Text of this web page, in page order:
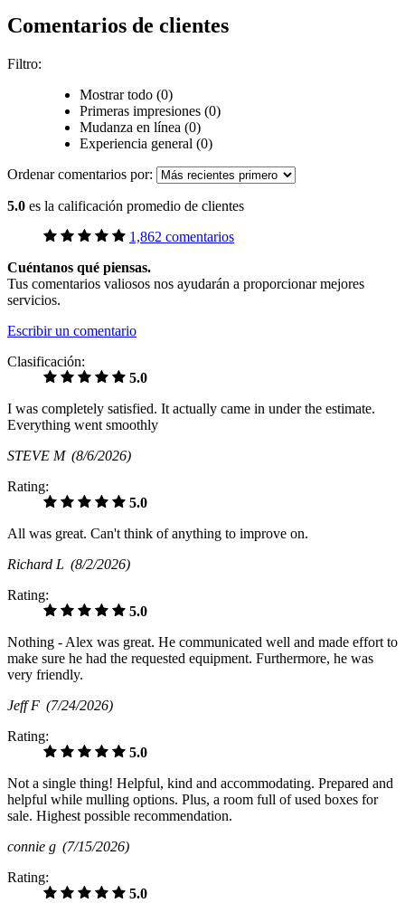
Comentarios de clientes
Filtro:
Mostrar todo (0)
Primeras impresiones (0)
Mudanza en línea (0)
Experiencia general (0)
Ordenar comentarios por:
5.0 es la calificación promedio de clientes
1,862 comentarios
Cuéntanos qué piensas.
Tus comentarios valiosos nos ayudarán a proporcionar mejores
servicios.
Escribir un comentario
Clasificación:
5.0
I was completely satisfied. It actually came in under the estimate.
Everything went smoothly
STEVE M (8/6/2026)
Rating:
5.0
All was great. Can't think of anything to improve on.
Richard L (8/2/2026)
Rating:
5.0
Nothing - Alex was great. He communicated well and made effort to
make sure he had the requested equipment. Furthermore, he was
very friendly.
Jeff F (7/24/2026)
Rating:
5.0
Not a single thing! Helpful, kind and accommodating. Prepared and
helpful while mulling options. Plus, a room full of used boxes for
sale. Highest possible recommendation.
connie g (7/15/2026)
Rating:
5.0